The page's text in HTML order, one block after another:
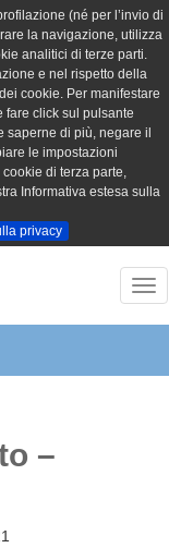
(né per l’invio di
la navigazione, utilizza
analitici di terze parti.
e nel rispetto della
cookie. Per manifestare
fare click sul pulsante
di più, negare il
le impostazioni
di terza parte,
Informativa estesa sulla
privacy
–